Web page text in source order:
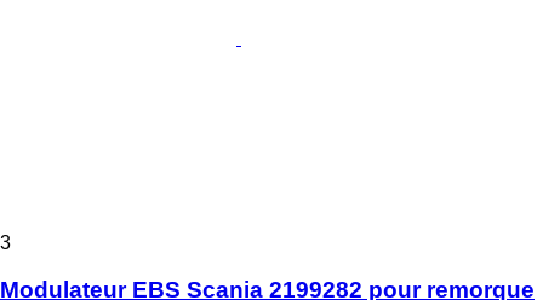
3
Modulateur EBS Scania 2199282 pour remorque